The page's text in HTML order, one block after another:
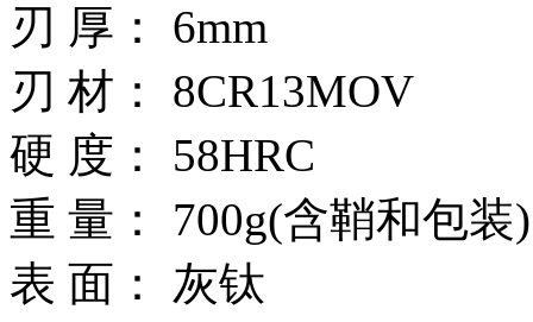
刃 厚： 6mm
刃 材： 8CR13MOV
硬 度： 58HRC
重 量： 700g(含鞘和包装)
表 面： 灰钛